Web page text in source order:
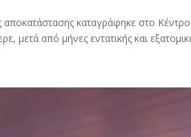
αποκατάστασης καταγράφηκε στο
μετά από μήνες εντατικής και